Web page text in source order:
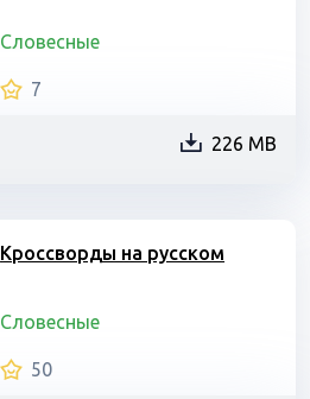
Словесные
7
226 MB
Кроссворды на русском
Словесные
50